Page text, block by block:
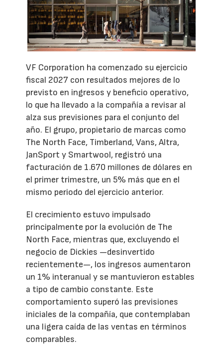
VF Corporation ha comenzado su ejercicio
fiscal 2027 con resultados mejores de lo
previsto en ingresos y beneficio operativo,
lo que ha llevado a la compañía a revisar al
alza sus previsiones para el conjunto del
año. El grupo, propietario de marcas como
The North Face, Timberland, Vans, Altra,
JanSport y Smartwool, registró una
facturación de 1.670 millones de dólares en
el primer trimestre, un 5% más que en el
mismo periodo del ejercicio anterior.
El crecimiento estuvo impulsado
principalmente por la evolución de The
North Face, mientras que, excluyendo el
negocio de Dickies —desinvertido
recientemente—, los ingresos aumentaron
un 1% interanual y se mantuvieron estables
a tipo de cambio constante. Este
comportamiento superó las previsiones
iniciales de la compañía, que contemplaban
una ligera caída de las ventas en términos
comparables.